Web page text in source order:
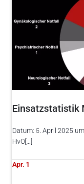
Einsatzstatistik
Datum: 5. April 2025
HvO[…]
Apr. 1